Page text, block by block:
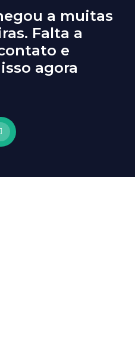
a muitas
Falta a
e
isso agora